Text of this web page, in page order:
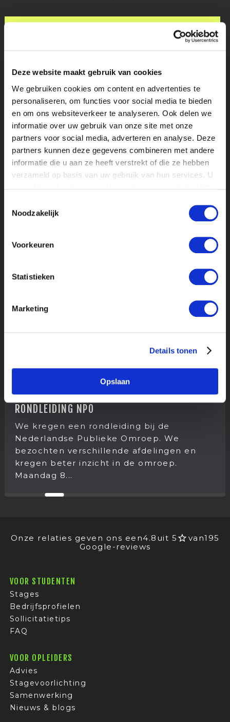
Deze website maakt gebruik van cookies
We gebruiken cookies om content en advertenties te
personaliseren, om functies voor social media te bieden
en om ons websiteverkeer te analyseren. Ook delen we
informatie over uw gebruik van onze site met onze
partners voor social media, adverteren en analyse. Deze
partners kunnen deze gegevens combineren met andere
informatie die u aan ze heeft verstrekt of die ze hebben
verzameld op basis van uw gebruik van hun services. U
Noodzakelijk
Voorkeuren
Statistieken
Marketing
Details tonen
Opslaan
NOG MEER
VERHALEN
👀
17 DECEMBER 2025
RONDLEIDING NPO
We kregen een rondleiding bij de
Nederlandse Publieke Omroep. We
bezochten verschillende afdelingen en
kregen beter inzicht in de omroep.
Maandag 8...
Onze relaties geven ons een4.8 uit 5 van195
Google-reviews
VOOR STUDENTEN
Stages
Bedrijfsprofielen
Sollicitatietips
FAQ
VOOR OPLEIDERS
Advies
Stagevoorlichting
Samenwerking
Nieuws & blogs